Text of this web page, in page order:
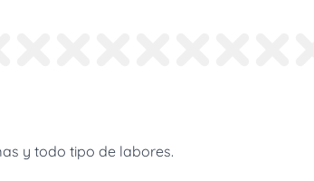
y todo tipo de labores.